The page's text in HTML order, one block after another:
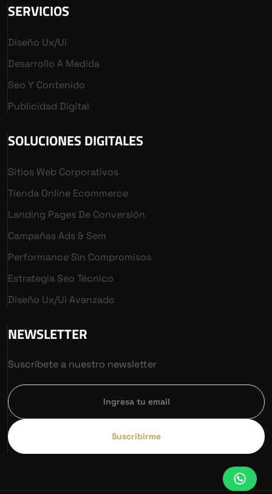
SERVICIOS
Diseño Ux/ui
Desarrollo A Medida
Seo Y Contenido
Publicidad Digital
SOLUCIONES DIGITALES
Sitios Web Corporativos
Tienda Online Ecommerce
Landing Pages De Conversión
Campañas Ads & Sem
Performance Sin Compromisos
Estrategia Seo Técnico
Diseño Ux/ui Avanzado
NEWSLETTER
Suscríbete a nuestro newsletter
Suscribirme